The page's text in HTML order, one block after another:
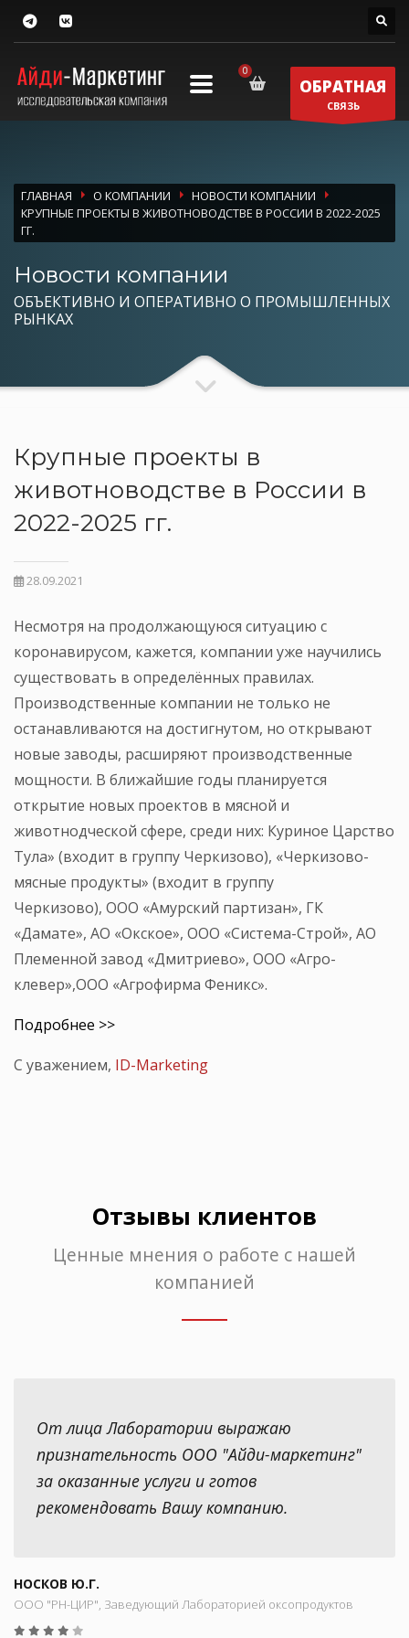
ОБРАТНАЯ
СВЯЗЬ
ГЛАВНАЯ О КОМПАНИИ
НОВОСТИ КОМПАНИИ
КРУПНЫЕ ПРОЕКТЫ В ЖИВОТНОВОДСТВЕ В РОССИИ В 2022-2025
ГГ.
Новости компании
ОБЪЕКТИВНО И ОПЕРАТИВНО О ПРОМЫШЛЕННЫХ
РЫНКАХ
Крупные проекты в
животноводстве в России в
2022-2025 гг.
28.09.2021
Несмотря на продолжающуюся ситуацию с
коронавирусом, кажется, компании уже научились
существовать в определённых правилах.
Производственные компании не только не
останавливаются на достигнутом, но открывают
новые заводы, расширяют производственные
мощности. В ближайшие годы планируется
открытие новых проектов в мясной и
животнодческой сфере, среди них: Куриное Царство
Тула» (входит в группу Черкизово), «Черкизово-
мясные продукты» (входит в группу
Черкизово), ООО «Амурский партизан», ГК
«Дамате», АО «Окское», ООО «Система-Строй», АО
Племенной завод «Дмитриево», ООО «Агро-
клевер»,ООО «Агрофирма Феникс».
Подробнее >>
С уважением, ID-Marketing
Отзывы клиентов
Ценные мнения о работе с нашей
компанией
От лица Лаборатории выражаю
признательность ООО "Айди-маркетинг"
за оказанные услуги и готов
рекомендовать Вашу компанию.
НОСКОВ Ю.Г.
ООО "РН-ЦИР", Заведующий Лабораторией оксопродуктов